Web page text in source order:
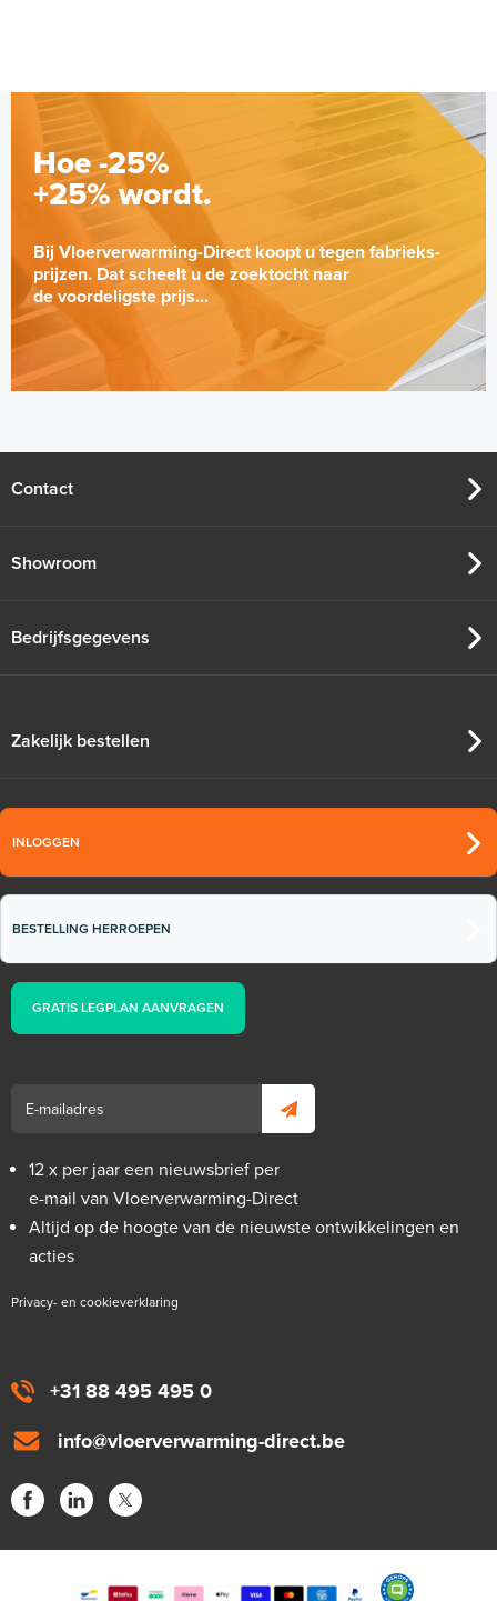
Hoe -25%
+25% wordt.
Bij Vloerverwarming-Direct koopt u tegen fabrieks-
prijzen. Dat scheelt u de zoektocht naar
de voordeligste prijs...
+31 88 495 495 0
info@vloerverwarming-direct.be
Contact
Showroom
Bedrijfsgegevens
Zakelijk bestellen
INLOGGEN
BESTELLING HERROEPEN
GRATIS LEGPLAN AANVRAGEN
12 x per jaar een nieuwsbrief per
e-mail van Vloerverwarming-Direct
Altijd op de hoogte van de nieuwste ontwikkelingen en
acties
Privacy- en cookieverklaring